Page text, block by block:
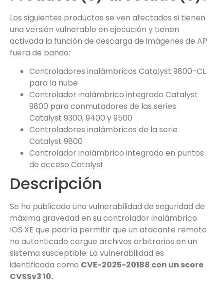
Los siguientes productos se ven afectados si tienen
una versión vulnerable en ejecución y tienen
activada la función de descarga de imágenes de AP
fuera de banda:
Controladores inalámbricos Catalyst 9800-CL
para la nube
Controlador inalámbrico integrado Catalyst
9800 para conmutadores de las series
Catalyst 9300, 9400 y 9500
Controladores inalámbricos de la serie
Catalyst 9800
Controlador inalámbrico integrado en puntos
de acceso Catalyst
Descripción
Se ha publicado una vulnerabilidad de seguridad de
máxima gravedad en su controlador inalámbrico
IOS XE que podría permitir que un atacante remoto
no autenticado cargue archivos arbitrarios en un
sistema susceptible. La vulnerabilidad es
identificada como CVE-2025-20188 con un score
CVSSv3 10.